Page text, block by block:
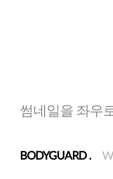
썸네일을 좌우
BODYGUARD.